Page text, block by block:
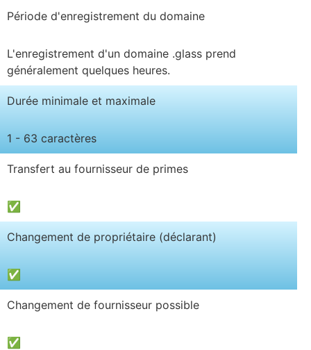
Période d'enregistrement du domaine
L'enregistrement d'un domaine .glass prend
généralement quelques heures.
Durée minimale et maximale
1 - 63 caractères
Transfert au fournisseur de primes
✅
Changement de propriétaire (déclarant)
✅
Changement de fournisseur possible
✅